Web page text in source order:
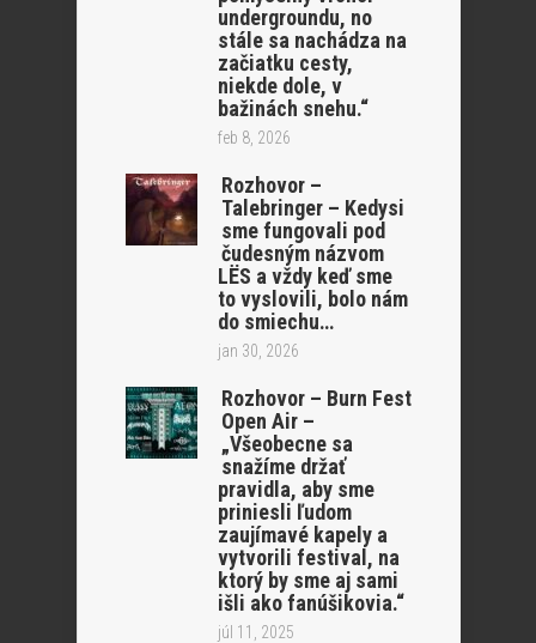
undergroundu, no
stále sa nachádza na
začiatku cesty,
niekde dole, v
bažinách snehu.“
feb 8, 2026
Rozhovor –
Talebringer – Kedysi
sme fungovali pod
čudesným názvom
LËS a vždy keď sme
to vyslovili, bolo nám
do smiechu…
jan 30, 2026
Rozhovor – Burn Fest
Open Air –
„Všeobecne sa
snažíme držať
pravidla, aby sme
priniesli ľudom
zaujímavé kapely a
vytvorili festival, na
ktorý by sme aj sami
išli ako fanúšikovia.“
júl 11, 2025